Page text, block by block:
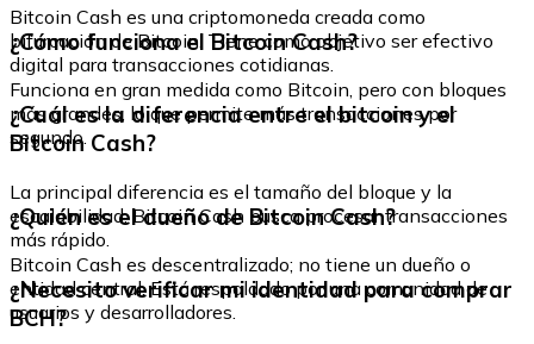
Bitcoin Cash es una criptomoneda creada como
bifurcación de Bitcoin. Tiene como objetivo ser efectivo
digital para transacciones cotidianas.
¿Cómo funciona el Bitcoin Cash?
Funciona en gran medida como Bitcoin, pero con bloques
más grandes, lo que permite más transacciones por
segundo.
¿Cuál es la diferencia entre el bitcoin y el
Bitcoin Cash?
La principal diferencia es el tamaño del bloque y la
escalabilidad. Bitcoin Cash busca procesar transacciones
más rápido.
¿Quién es el dueño de Bitcoin Cash?
Bitcoin Cash es descentralizado; no tiene un dueño o
entidad central. Está respaldado por una comunidad de
usuarios y desarrolladores.
¿Necesito verificar mi identidad para comprar
BCH?